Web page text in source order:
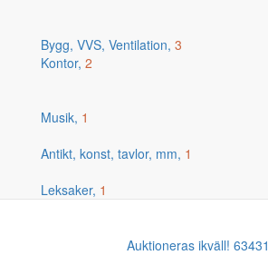
Bygg, VVS, Ventilation, 3
Kontor, 2
Musik, 1
Antikt, konst, tavlor, mm, 1
Leksaker, 1
Auktioneras ikväll! 63431